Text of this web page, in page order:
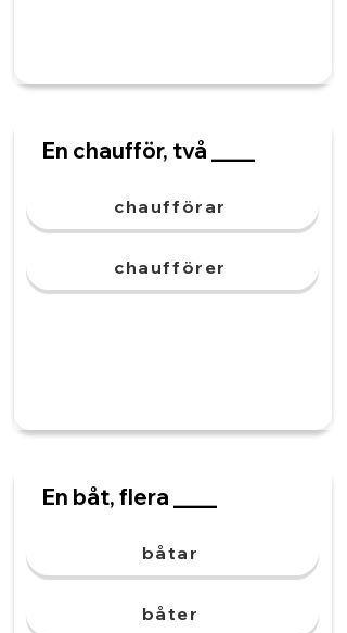
En chaufför, två ____
chaufförar
chaufförer
En båt, flera ____
båtar
båter